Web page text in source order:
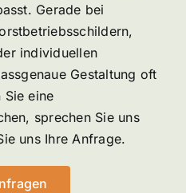
Gerade bei
individuellen
Gestaltung oft
Sie eine
sprechen Sie uns
uns Ihre Anfrage.